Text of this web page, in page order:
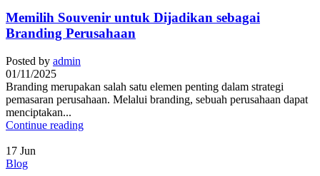
Memilih Souvenir untuk Dijadikan sebagai
Branding Perusahaan
Posted by admin
01/11/2025
Branding merupakan salah satu elemen penting dalam strategi
pemasaran perusahaan. Melalui branding, sebuah perusahaan dapat
menciptakan...
Continue reading
17 Jun
Blog